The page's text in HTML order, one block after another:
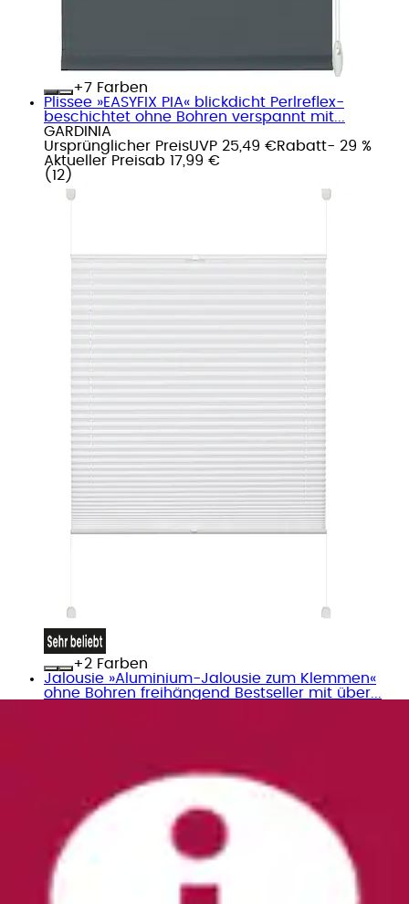
+
Farben
Plissee »EASYFIX PIA« blickdicht Perlreflex-
beschichtet ohne Bohren verspannt mit...
GARDINIA
Ursprünglicher PreisUVP 25,49 €Rabatt- 29 %
Aktueller Preisab 17,99 €
( 12 )
+
Farben
Jalousie »Aluminium-Jalousie zum Klemmen«
ohne Bohren freihängend Bestseller mit über...